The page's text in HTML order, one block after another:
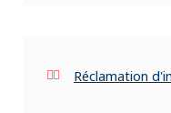
Réclamation